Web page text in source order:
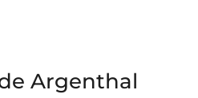
Argenthal